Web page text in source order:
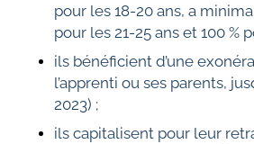
pour les 18-20 ans, a minima
pour les 21-25 ans et 100 %
ils bénéficient d’une
l’apprenti ou ses parents,
2023) ;
ils capitalisent pour leur